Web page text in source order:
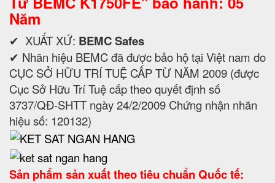
Năm
✔ XUẤT XỨ: BEMC Safes
✔ Nhãn hiệu BEMC đã được bảo hộ tại Việt nam do
CỤC SỞ HỮU TRÍ TUỆ CẤP TỪ NĂM 2009 (được
Cục Sở Hữu Trí Tuệ cấp theo quyết định số
3737/QĐ-SHTT ngày 24/2/2009 Chứng nhận nhãn
hiệu số: 120132)
Sản phẩm sản xuất theo tiêu chuẩn Quốc tế: